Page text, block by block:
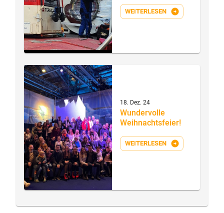
WEITERLESEN
18. Dez. 24
Wundervolle
Weihnachtsfeier!
WEITERLESEN